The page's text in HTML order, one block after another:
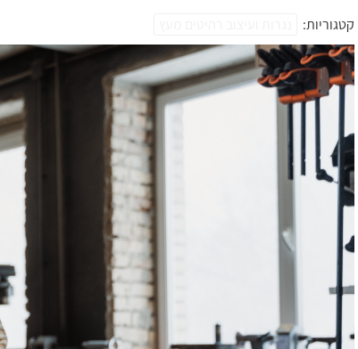
קטגוריות: